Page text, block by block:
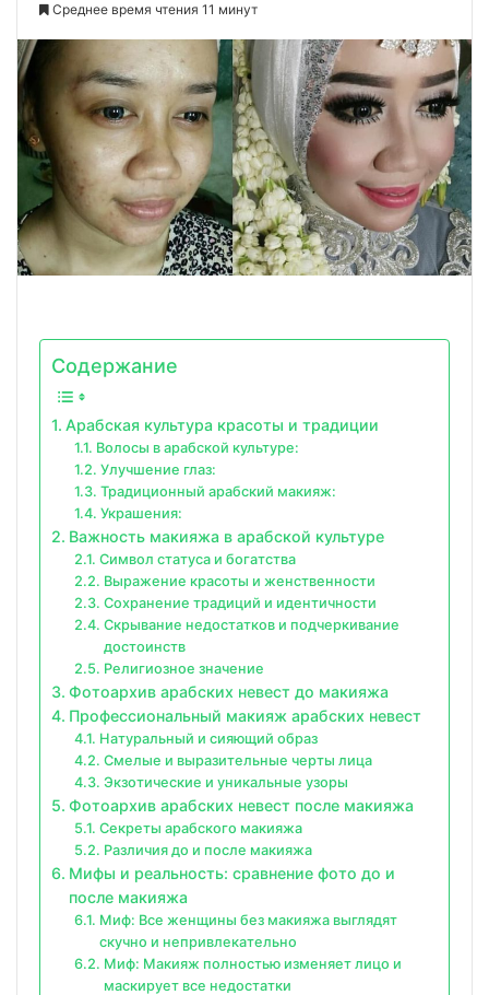
Среднее время чтения 11 минут
Содержание
Арабская культура красоты и традиции
Волосы в арабской культуре:
Улучшение глаз:
Традиционный арабский макияж:
Украшения:
Важность макияжа в арабской культуре
Символ статуса и богатства
Выражение красоты и женственности
Сохранение традиций и идентичности
Скрывание недостатков и подчеркивание
достоинств
Религиозное значение
Фотоархив арабских невест до макияжа
Профессиональный макияж арабских невест
Натуральный и сияющий образ
Смелые и выразительные черты лица
Экзотические и уникальные узоры
Фотоархив арабских невест после макияжа
Секреты арабского макияжа
Различия до и после макияжа
Мифы и реальность: сравнение фото до и
после макияжа
Миф: Все женщины без макияжа выглядят
скучно и непривлекательно
Миф: Макияж полностью изменяет лицо и
маскирует все недостатки